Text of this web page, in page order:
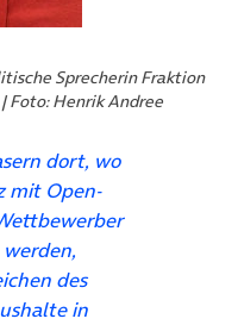
Sprecherin Fraktion
Foto: Henrik Andree
dort, wo
mit Open-
des
in